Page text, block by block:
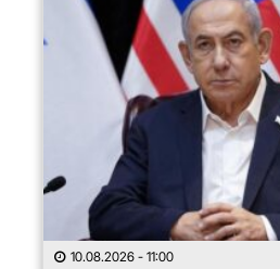
10.08.2026 - 11:00